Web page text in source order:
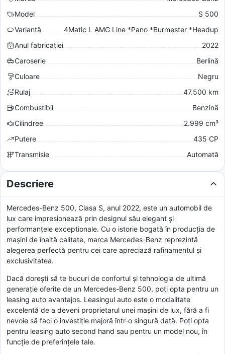
Model
S 500
Variantă
4Matic L AMG Line *Pano *Burmester *Headup
Anul fabricației
2022
Caroserie
Berlină
Culoare
Negru
Rulaj
47.500 km
Combustibil
Benzină
Cilindree
2.999 cm³
Putere
435 CP
Transmisie
Automată
Descriere
Mercedes-Benz 500, Clasa S, anul 2022, este un automobil de
lux care impresionează prin designul său elegant și
performanțele exceptionale. Cu o istorie bogată în producția de
mașini de înaltă calitate, marca Mercedes-Benz reprezintă
alegerea perfectă pentru cei care apreciază rafinamentul și
exclusivitatea.
Dacă dorești să te bucuri de confortul și tehnologia de ultimă
generație oferite de un Mercedes-Benz 500, poți opta pentru un
leasing auto avantajos. Leasingul auto este o modalitate
excelentă de a deveni proprietarul unei mașini de lux, fără a fi
nevoie să faci o investiție majoră într-o singură dată. Poți opta
pentru leasing auto second hand sau pentru un model nou, în
funcție de preferințele tale.